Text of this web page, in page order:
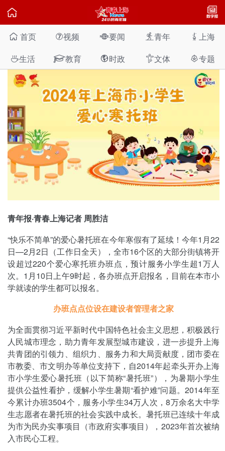

 首页 ⑦视频 要闻  青年  上海
生活 教育 时政 文体 专题
爱心寒托班全市办班点超220个，1月10日起报名
2024-01-03 上海

青年报·青春上海记者 周胜洁
“快乐不简单”的爱心暑托班在今年寒假有了延续！今年1月22
日—2月2日（工作日全天），全市16个区的大部分街镇将开
设超过220个爱心寒托班办班点，预计服务小学生超1万人
次。1月10日上午9时起，各办班点开启报名，目前在本市小
学就读的学生都可以报名。
办班点点位设在建设者管理者之家
为全面贯彻习近平新时代中国特色社会主义思想，积极践行
人民城市理念，助力青年发展型城市建设，进一步提升上海
共青团的引领力、组织力、服务力和大局贡献度，团市委在
市教委、市文明办等单位支持下，自2014年起牵头开办上海
市小学生爱心暑托班（以下简称“暑托班”），为暑期小学生
提供公益性看护，缓解小学生暑期“看护难”问题。2014年至
今累计办班3504个，服务小学生34万人次，8万余名大中学
生志愿者在暑托班的社会实践中成长。暑托班已连续十年成
为市为民办实事项目（市政府实事项目），2023年首次被纳
入市民心工程。